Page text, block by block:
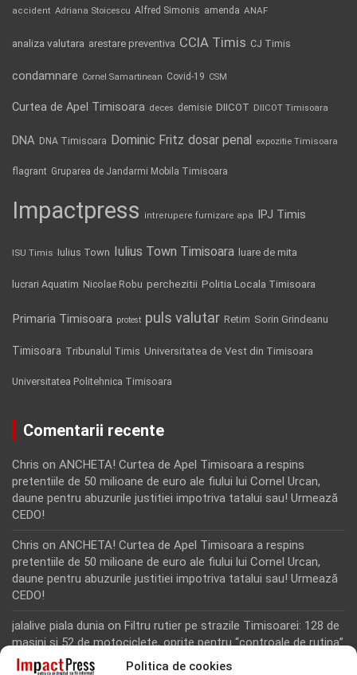
Politica de cookies
accident Adriana Stoicescu Alfred Simonis amenda ANAF
analiza valutara arestare preventiva CCIA Timis CJ Timis
condamnare Cornel Samartinean Covid-19 CSM
Curtea de Apel Timisoara deces demisie DIICOT DIICOT Timisoara
DNA DNA Timisoara Dominic Fritz dosar penal expozitie Timisoara
flagrant Gruparea de Jandarmi Mobila Timisoara
Impactpress intrerupere furnizare apa IPJ Timis
ISU Timis Iulius Town Iulius Town Timisoara luare de mita
lucrari Aquatim Nicolae Robu perchezitii Politia Locala Timisoara
Primaria Timisoara protest puls valutar Retim Sorin Grindeanu
Timisoara Tribunalul Timis Universitatea de Vest din Timisoara
Universitatea Politehnica Timisoara
Comentarii recente
Chris on ANCHETA! Curtea de Apel Timisoara a respins
pretentiile de 50 milioane de euro ale fiului lui Cornel Urcan,
daune pentru abuzurile justitiei impotriva tatalui sau! Urmează
CEDO!
Chris on ANCHETA! Curtea de Apel Timisoara a respins
pretentiile de 50 milioane de euro ale fiului lui Cornel Urcan,
daune pentru abuzurile justitiei impotriva tatalui sau! Urmează
CEDO!
jalalive piala dunia on Filtru rutier pe strazile Timisoarei: 128 de
masini si 52 de motociclete, oprite pentru “controale de rutina”